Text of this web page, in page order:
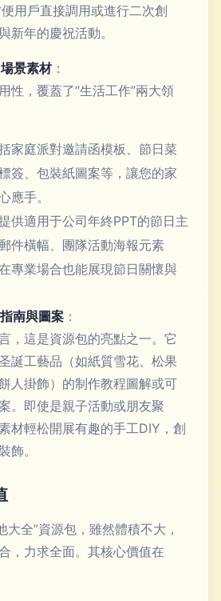
用戶直接調用或進行二次創
新年的慶祝活動。
景素材：
性，覆蓋了“生活工作”兩大領
家庭派對邀請函模板、節日菜
簽、包裝紙圖案等，讓您的家
應手。
供適用于公司年終PPT的節日主
件橫幅、團隊活動海報元素
專業場合也能展現節日關懷與
南與圖案 ：
，這是資源包的亮點之一。它
誕工藝品（如紙質雪花、松果
人掛飾）的制作教程圖解或可
。即使是親子活動或朋友聚
材輕松開展有趣的手工DIY，創
飾。
大全”資源包，雖然體積不大，
，力求全面。其核心價值在